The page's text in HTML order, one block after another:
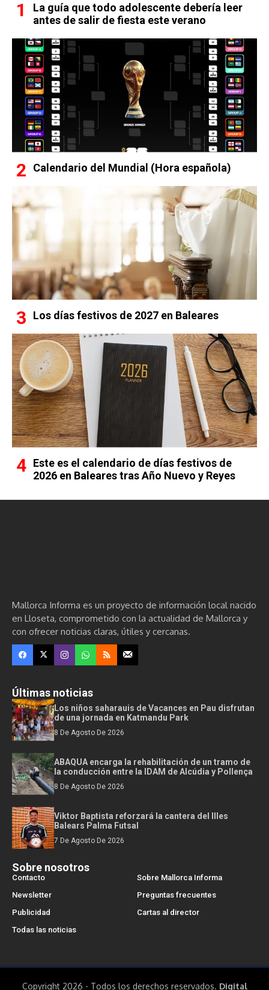
La guía que todo adolescente debería leer
antes de salir de fiesta este verano
Calendario del Mundial (Hora española)
Los días festivos de 2027 en Baleares
Este es el calendario de días festivos de
2026 en Baleares tras Año Nuevo y Reyes
Mallorca Informa es un proyecto de información local nacido
en Lloseta, comprometido con la actualidad de Mallorca y
con ofrecer noticias claras, útiles y cercanas.
Últimas noticias
Los niños saharauis de Vacances en Pau disfrutan
de una jornada en Katmandu Park
8 De Agosto De 2026
ABAQUA encarga la rehabilitación de un tramo de
la conducción entre la IDAM de Alcúdia y Pollença
8 De Agosto De 2026
Viktor Baptista reforzará la cantera del Illes
Balears Palma Futsal
7 De Agosto De 2026
Sobre nosotros
Contacto
Sobre Mallorca Informa
Newsletter
Preguntas frecuentes
Publicidad
Cartas al director
Todas las noticias
Copyright 2026 - Todos los derechos reservados. Digital